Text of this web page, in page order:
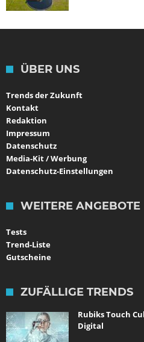
ÜBER UNS
Trends der Zukunft
Kontakt
Redaktion
Impressum
Datenschutz
Media-Kit / Werbung
Datenschutz-Einstellungen
WEITERE ANGEBOTE
Tests
Trend-Liste
Gutscheine
ZUFÄLLIGE TRENDS
Rubiks Touch
Digital